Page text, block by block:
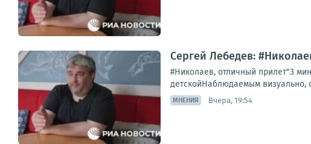
Сергей Лебедев:
#Николаев, отличный прилет"3
детскойНаблюдаемым визуально,
МНЕНИЯ Вчера, 19:54